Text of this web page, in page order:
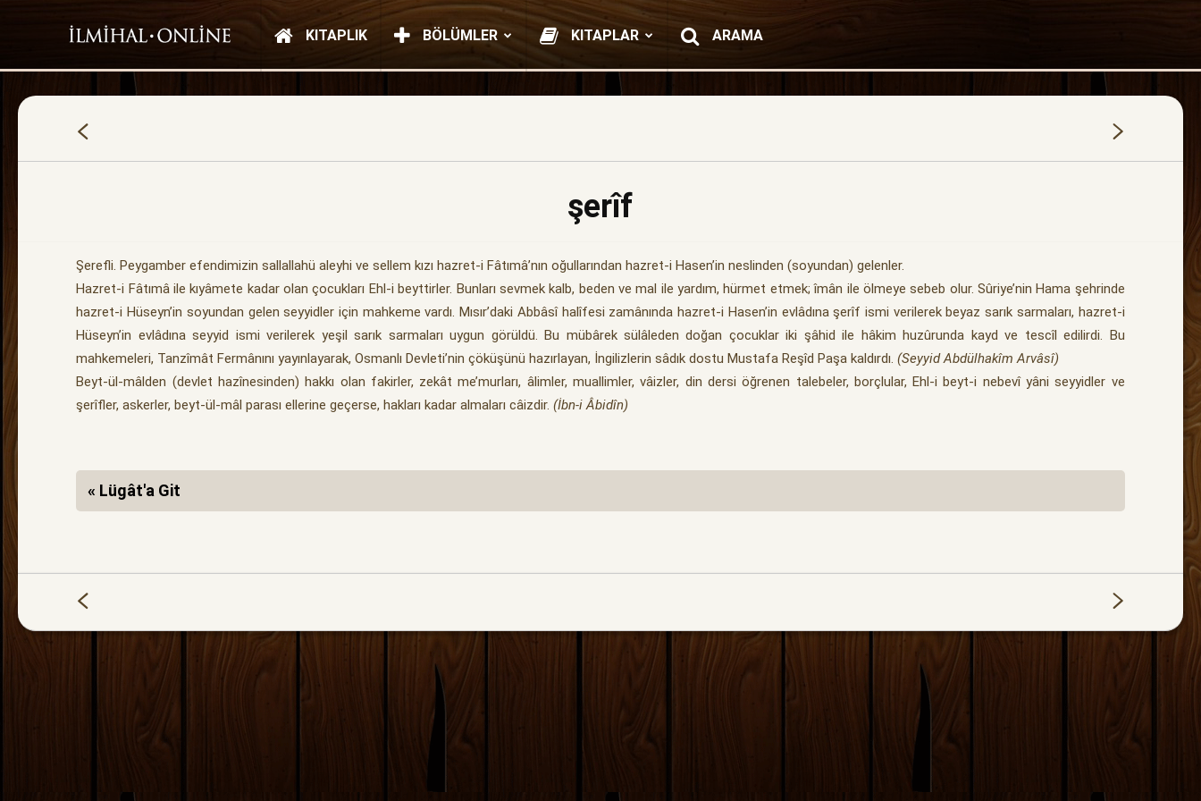
KITAPLIK BÖLÜMLER KITAPLAR ARAMA
şerîf
Şerefli. Peygamber efendimizin sallallahü aleyhi ve sellem kızı hazret-i Fâtımâ’nın oğullarından hazret-i Hasen’in neslinden (soyundan) gelenler.
Hazret-i Fâtımâ ile kıyâmete kadar olan çocukları Ehl-i beyttirler. Bunları sevmek kalb, beden ve mal ile yardım, hürmet etmek; îmân ile ölmeye sebeb olur. Sûriye’nin Hama şehrinde
hazret-i Hüseyn’in soyundan gelen seyyidler için mahkeme vardı. Mısır’daki Abbâsî halîfesi zamânında hazret-i Hasen’in evlâdına şerîf ismi verilerek beyaz sarık sarmaları, hazret-i
Hüseyn’in evlâdına seyyid ismi verilerek yeşil sarık sarmaları uygun görüldü. Bu mübârek sülâleden doğan çocuklar iki şâhid ile hâkim huzûrunda kayd ve tescîl edilirdi. Bu
mahkemeleri, Tanzîmât Fermânını yayınlayarak, Osmanlı Devleti’nin çöküşünü hazırlayan, İngilizlerin sâdık dostu Mustafa Reşîd Paşa kaldırdı. (Seyyid Abdülhakîm Arvâsî)
Beyt-ül-mâlden (devlet hazînesinden) hakkı olan fakirler, zekât me’murları, âlimler, muallimler, vâizler, din dersi öğrenen talebeler, borçlular, Ehl-i beyt-i nebevî yâni seyyidler ve
şerîfler, askerler, beyt-ül-mâl parası ellerine geçerse, hakları kadar almaları câizdir. (İbn-i Âbidîn)
« Lügât'a Git